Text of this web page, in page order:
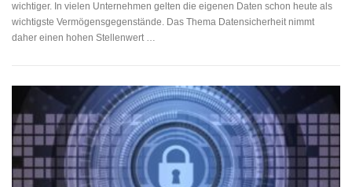
wichtiger. In vielen Unternehmen gelten die eigenen Daten schon heute als
wichtigste Vermögensgegenstände. Das Thema Datensicherheit nimmt
daher einen hohen Stellenwert …